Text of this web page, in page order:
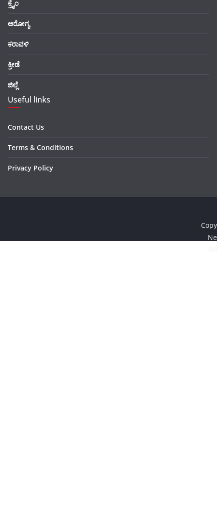
ಕ್ರೈಂ
ಆರೋಗ್ಯ
ಕರಾವಳಿ
ಕ್ರೀಡೆ
ಜಿಲ್ಲೆ
Useful links
Contact Us
Terms & Conditions
Privacy Policy